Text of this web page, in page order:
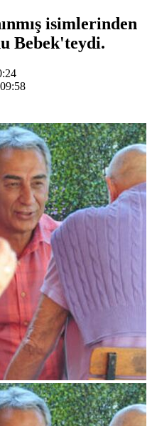
isimlerinden
Bebek'teydi.